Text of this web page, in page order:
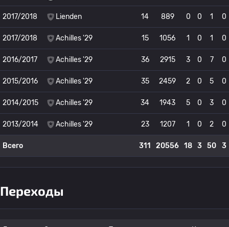
2017/2018 Lienden 14 889 0 0 1 0
2017/2018 Achilles '29 15 1056 1 0 1 0
2016/2017 Achilles '29 36 2915 3 0 7 0
2015/2016 Achilles '29 35 2459 2 0 5 0
2014/2015 Achilles '29 34 1943 5 0 3 0
2013/2014 Achilles '29 23 1207 1 0 2 0
Всего 311 20556 18 3 50 3
Переходы